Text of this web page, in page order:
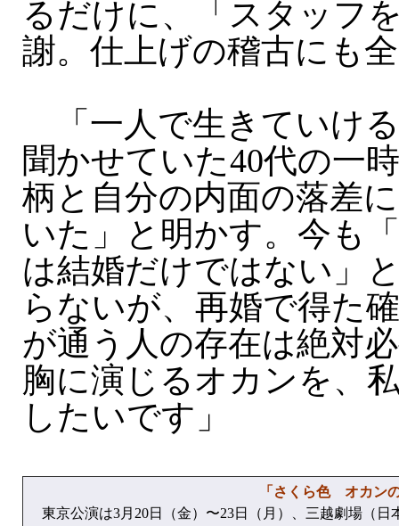
るだけに、「スタッフ
謝。仕上げの稽古にも
「一人で生きていけ
聞かせていた40代の一
柄と自分の内面の落差
いた」と明かす。今も
は結婚だけではない」
らないが、再婚で得た
が通う人の存在は絶対
胸に演じるオカンを、
したいです」
「さくら色 オカン
東京公演は3月20日（金）〜23日（月）、三越劇場（日